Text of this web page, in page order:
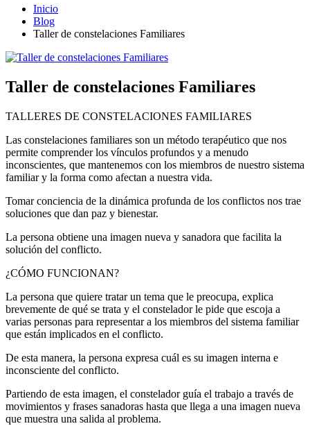
Inicio
Blog
Taller de constelaciones Familiares
Taller de constelaciones Familiares
TALLERES DE CONSTELACIONES FAMILIARES
Las constelaciones familiares son un método terapéutico que nos
permite comprender los vínculos profundos y a menudo
inconscientes, que mantenemos con los miembros de nuestro sistema
familiar y la forma como afectan a nuestra vida.
Tomar conciencia de la dinámica profunda de los conflictos nos trae
soluciones que dan paz y bienestar.
La persona obtiene una imagen nueva y sanadora que facilita la
solución del conflicto.
¿CÓMO FUNCIONAN?
La persona que quiere tratar un tema que le preocupa, explica
brevemente de qué se trata y el constelador le pide que escoja a
varias personas para representar a los miembros del sistema familiar
que están implicados en el conflicto.
De esta manera, la persona expresa cuál es su imagen interna e
inconsciente del conflicto.
Partiendo de esta imagen, el constelador guía el trabajo a través de
movimientos y frases sanadoras hasta que llega a una imagen nueva
que muestra una salida al problema.